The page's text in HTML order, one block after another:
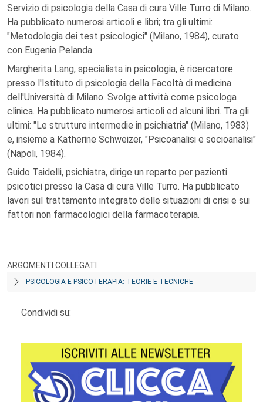
Servizio di psicologia della Casa di cura Ville Turro di Milano.
Ha pubblicato numerosi articoli e libri; tra gli ultimi:
"Metodologia dei test psicologici" (Milano, 1984), curato
con Eugenia Pelanda.
Margherita Lang, specialista in psicologia, è ricercatore
presso l'Istituto di psicologia della Facoltà di medicina
dell'Università di Milano. Svolge attività come psicologa
clinica. Ha pubblicato numerosi articoli ed alcuni libri. Tra gli
ultimi: "Le strutture intermedie in psichiatria" (Milano, 1983)
e, insieme a Katherine Schweizer, "Psicoanalisi e socioanalisi"
(Napoli, 1984).
Guido Taidelli, psichiatra, dirige un reparto per pazienti
psicotici presso la Casa di cura Ville Turro. Ha pubblicato
lavori sul trattamento integrato delle situazioni di crisi e sui
fattori non farmacologici della farmacoterapia.
ARGOMENTI COLLEGATI
PSICOLOGIA E PSICOTERAPIA: TEORIE E TECNICHE
Condividi su: